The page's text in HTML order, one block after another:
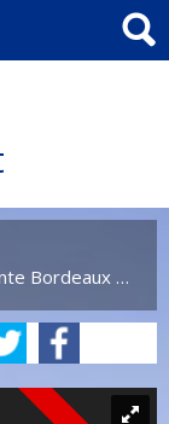
Bordeaux >